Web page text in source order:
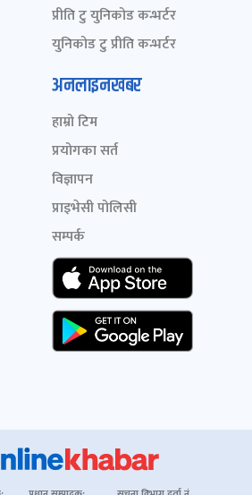
प्रीति टु युनिकोड कन्भर्टर
युनिकोड टु प्रीति कन्भर्टर
अनलाइनखबर
हाम्रो टिम
प्रयोगका सर्त
विज्ञापन
प्राइभेसी पोलिसी
सम्पर्क